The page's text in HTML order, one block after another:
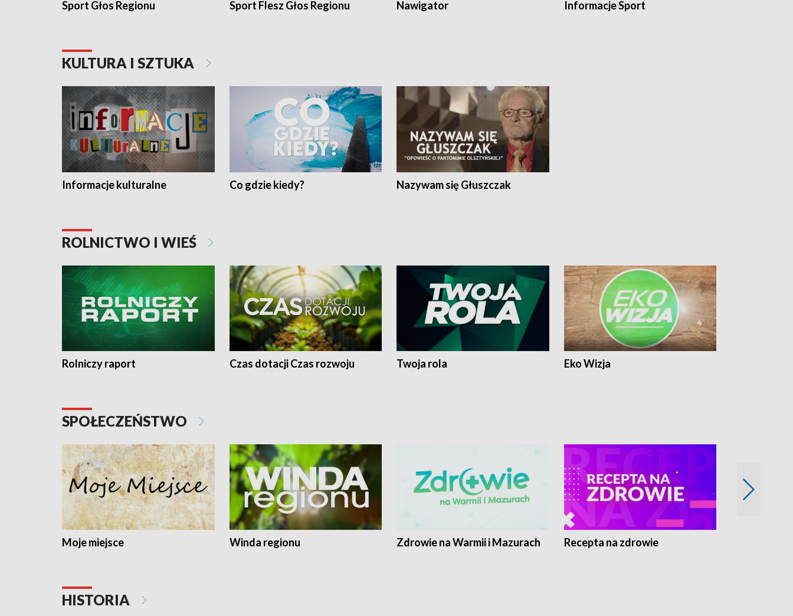
Sport Głos Regionu Sport Flesz Głos Regionu Nawigator Informacje Sport
KULTURA I SZTUKA
Informacje kulturalne Co gdzie kiedy? Nazywam się Głuszczak
ROLNICTWO I WIEŚ
Rolniczy raport Czas dotacji Czas rozwoju Twoja rola Eko Wizja
SPOŁECZEŃSTWO
Moje miejsce Winda regionu Zdrowie na Warmii i Mazurach Recepta na zdrowie
HISTORIA